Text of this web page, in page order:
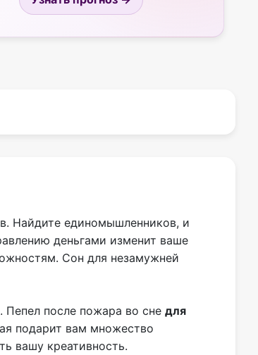
Найдите единомышленников, и
деньгами изменит ваше
Сон для незамужней
Пепел после пожара во сне для
подарит вам множество
вашу креативность.